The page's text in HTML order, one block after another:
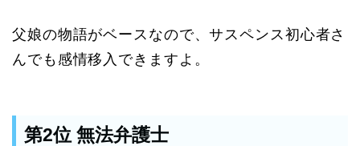
父娘の物語がベースなので、サスペンス初心者さ
んでも感情移入できますよ。
第2位 無法弁護士